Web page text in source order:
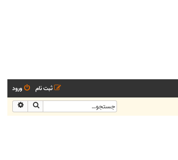
ورود
ثبت نام
جستجو